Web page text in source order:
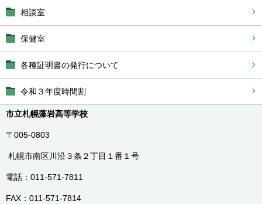
相談室
保健室
各種証明書の発行について
令和３年度時間割
市立札幌藻岩高等学校
〒005-0803
札幌市南区川沿３条２丁目１番１号
電話：011-571-7811
FAX：011-571-7814